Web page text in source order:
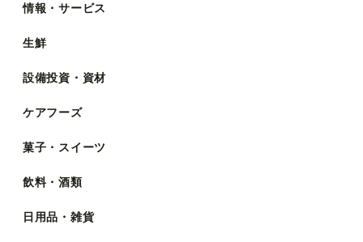
情報・サービス
生鮮
設備投資・資材
ケアフーズ
菓子・スイーツ
飲料・酒類
日用品・雑貨